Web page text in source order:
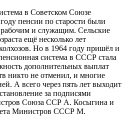
в Советском Союзе
пенсии по старости были
и служащим. Сельские
ещё несколько лет
Но в 1964 году пришёл и
система в СССР стала
дополнительных выплат
никто не отменил, и многие
А всего через пять лет выходит
за подписями
Союза ССР А. Косыгина и
Министров СССР М.